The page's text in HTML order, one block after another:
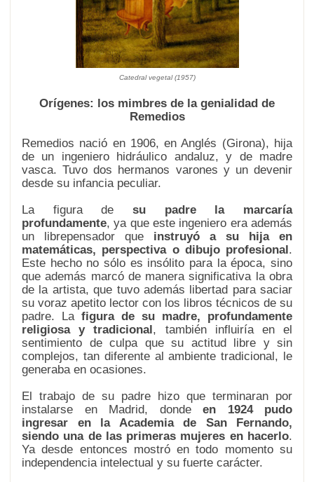
Catedral vegetal(1957)
Orígenes: los mimbres de la genialidad de
Remedios
Remedios nació en 1906, en Anglés (Girona), hija
de un ingeniero hidráulico andaluz, y de madre
vasca. Tuvo dos hermanos varones y un devenir
desde su infancia peculiar.
La figura de su padre la marcaría
profundamente, ya que este ingeniero era además
un librepensador que instruyó a su hija en
matemáticas, perspectiva o dibujo profesional.
Este hecho no sólo es insólito para la época, sino
que además marcó de manera significativa la obra
de la artista, que tuvo además libertad para saciar
su voraz apetito lector con los libros técnicos de su
padre. La figura de su madre, profundamente
religiosa y tradicional, también influiría en el
sentimiento de culpa que su actitud libre y sin
complejos, tan diferente al ambiente tradicional, le
generaba en ocasiones.
El trabajo de su padre hizo que terminaran por
instalarse en Madrid, donde en 1924 pudo
ingresar en la Academia de San Fernando,
siendo una de las primeras mujeres en hacerlo.
Ya desde entonces mostró en todo momento su
independencia intelectual y su fuerte carácter.